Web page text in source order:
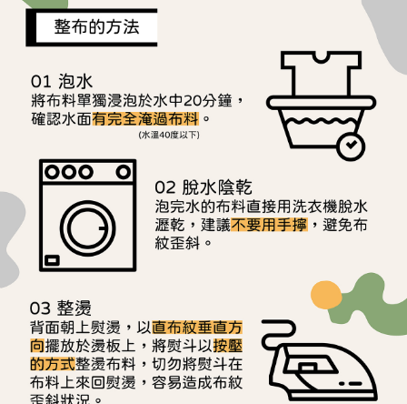
１．透過由恩沛科技股份有限公司提供之「AFTEE先享後付」服務完成之交
易，需依本服務之必要範圍內提供個人資料，並將交易相關給付款項請求債
權轉讓予恩沛科技股份有限公司。
https://aftee.tw/terms/#terms3
３．未成年的使用者請事先徵得法定代理人或監護人之同意方可使用
「AFTEE先享後付」，若未經同意申辦者引起之損失，本公司不負相關責
任。
４．使用「AFTEE先享後付」時，將依據個別帳號之用戶狀況，依本公司即
時審查核予不同之上限額度；若仍有額度不足之情形，本公司將視審查結果
請求用戶進行身份認證。
５．嚴禁一人註冊多個帳號或使用他人資訊註冊。若發現惡意使用之情形，
恩沛科技股份有限公司將有權停止該用戶之使用額度並採取法律行動。